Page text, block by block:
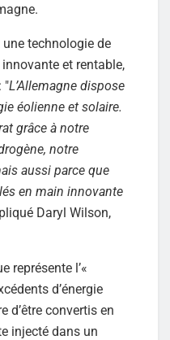
technologie de
et rentable,
"L’Allemagne dispose
éolienne et solaire.
grâce à notre
notre
aussi parce que
en main innovante
Daryl Wilson,
représente l’«
d’énergie
d’être convertis en
injecté dans un